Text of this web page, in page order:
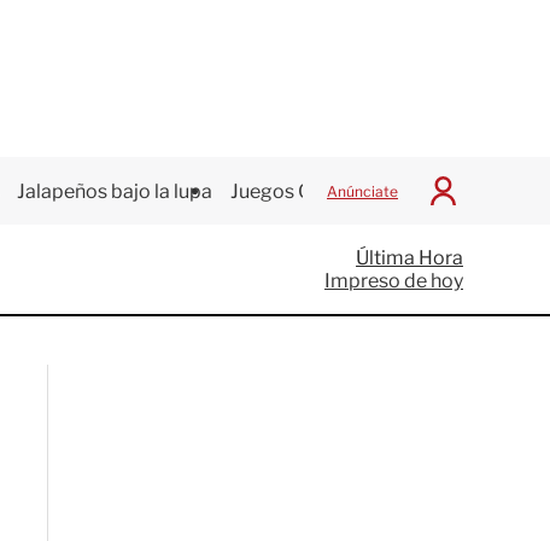
Jalapeños bajo la lupa Juegos Centroamericanos
Anúnciate
I
c
i
a
Última Hora
Impreso de hoy